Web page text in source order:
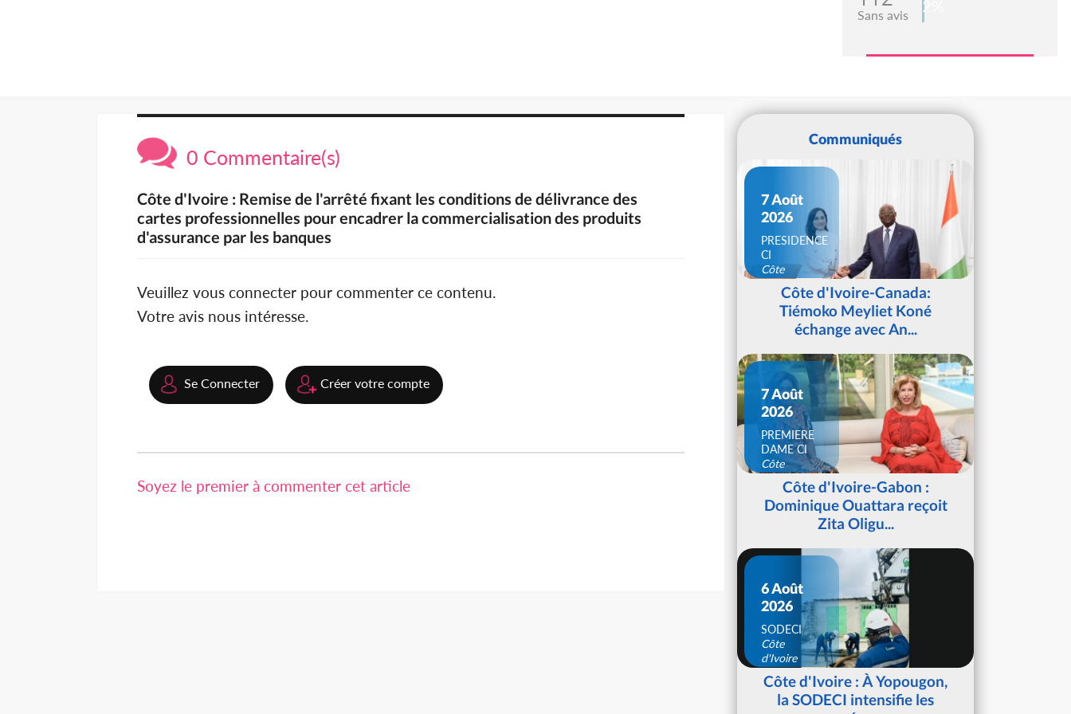
Sans avis 2%
0 Commentaire(s)
Côte d'Ivoire : Remise de l'arrêté fixant les conditions de délivrance des
cartes professionnelles pour encadrer la commercialisation des produits
d'assurance par les banques
Veuillez vous connecter pour commenter ce contenu.
Votre avis nous intéresse.
Se Connecter Créer votre compte
Soyez le premier à commenter cet article
Communiqués
7 Août
2026
PRESIDENCE
CI
Côte
d'IvoireCôte d'Ivoire-Canada:
Tiémoko Meyliet Koné
échange avec An...
7 Août
2026
PREMIERE
DAME CI
Côte
d'IvoireCôte d'Ivoire-Gabon :
Dominique Ouattara reçoit
Zita Oligu...
6 Août
2026
SODECI
Côte
d'Ivoire
Côte d'Ivoire : À Yopougon,
la SODECI intensifie les